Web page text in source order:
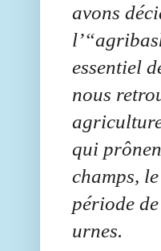
avons
essentiel
nous
qui
champs,
période
urnes.